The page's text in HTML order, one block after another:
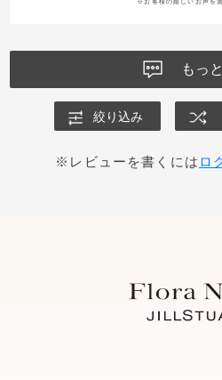
もっ
絞り込み
※レビューを書くには ロ